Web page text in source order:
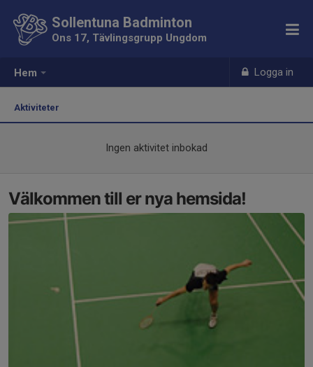
Hem Logga in
Sollentuna Badminton
Ons 17, Tävlingsgrupp Ungdom
Aktiviteter
Ingen aktivitet inbokad
Välkommen till er nya hemsida!